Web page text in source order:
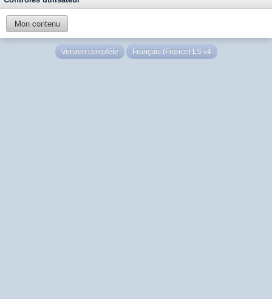
Mon contenu
Version complète Français (France) LS v4